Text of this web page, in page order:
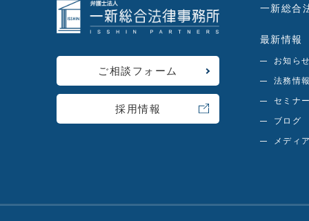
ご相談フォーム
採用情報
一新総合
最新情報
お知らせ
法務情報
セミナ
ブログ
メディ